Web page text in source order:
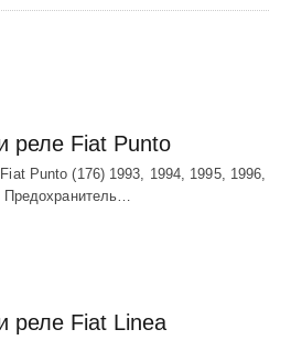
реле Fiat Punto
Punto (176) 1993, 1994, 1995, 1996,
реле Fiat Linea